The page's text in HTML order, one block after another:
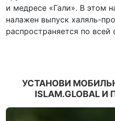
и медресе «Гали». В этом
налажен выпуск халяль-
распространяется по всей
УСТАНОВИ
ISLAM.GLOBAL